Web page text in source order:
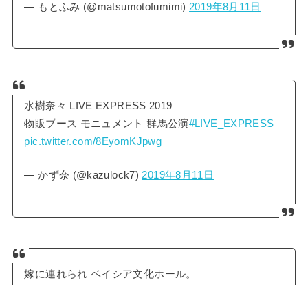
— もとふみ (@matsumotofumimi) 2019年8月11日
水樹奈々 LIVE EXPRESS 2019
物販ブース モニュメント 群馬公演#LIVE_EXPRESS
pic.twitter.com/8EyomKJpwg
— かず奈 (@kazulock7)2019年8月11日
嫁に連れられ ベイシア文化ホール。